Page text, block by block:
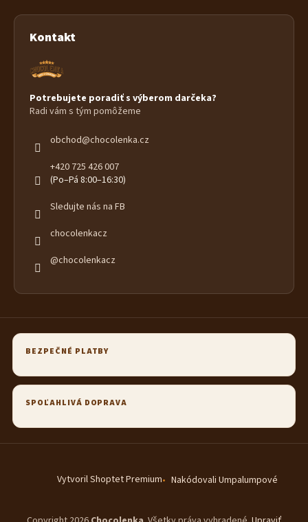
Kontakt
Potrebujete poradiť s výberom darčeka?
Radi vám s tým pomôžeme
obchod@chocolenka.cz
+420 725 426 007
(Po–Pá 8:00–16:30)
Sledujte nás na FB
chocolenkacz
@chocolenkacz
BEZPEČNÉ PLATBY
SPOĽAHLIVÁ DOPRAVA
Vytvoril Shoptet Premium Nakódovali Umpalumpové